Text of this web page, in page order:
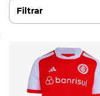
Filtrar